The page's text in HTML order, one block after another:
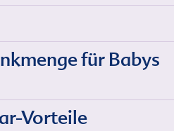
für Babys
Vorteile